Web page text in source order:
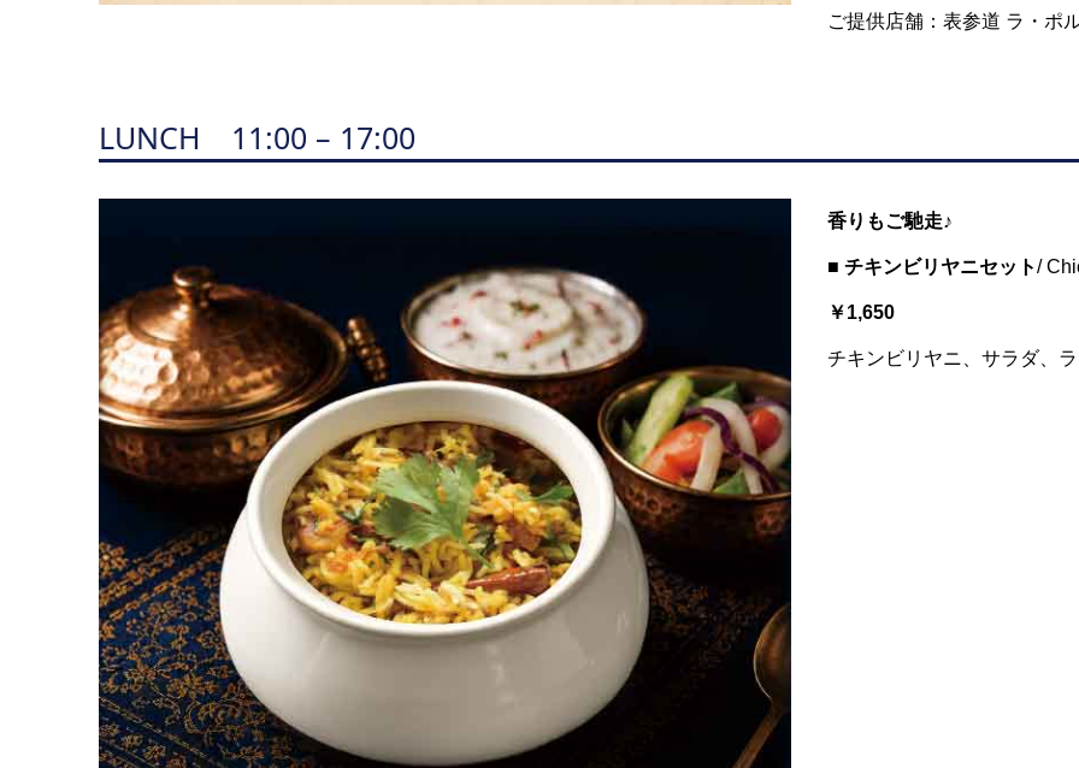
ご提供店舗：表参道 ラ・ポ
LUNCH 11:00 – 17:00
香りもご馳走♪
■ チキンビリヤニセット/
￥1,650
チキンビリヤニ、サラダ、